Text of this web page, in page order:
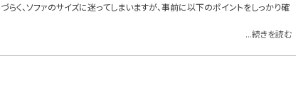
く、ソファのサイズに迷ってしまいますが、事前に以下のポイントをしっかり確
...続きを読む